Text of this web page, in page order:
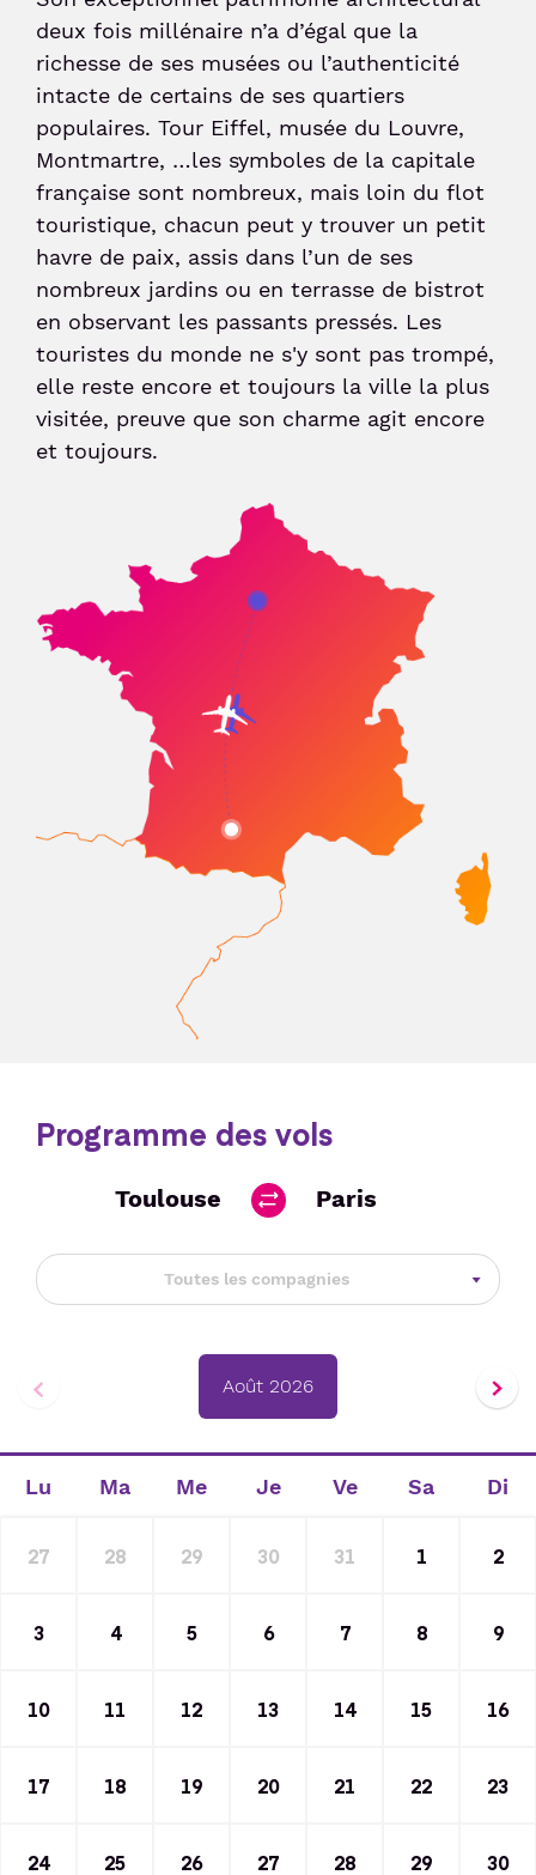
Sénior et PMR
Voyageur avec un animal
Enfant non-accompagné
Meet & Greet
deux fois millénaire n’a d’égal que la
richesse de ses musées ou l’authenticité
intacte de certains de ses quartiers
populaires. Tour Eiffel, musée du Louvre,
Montmartre, …les symboles de la capitale
française sont nombreux, mais loin du flot
touristique, chacun peut y trouver un petit
havre de paix, assis dans l’un de ses
nombreux jardins ou en terrasse de bistrot
en observant les passants pressés. Les
touristes du monde ne s'y sont pas trompé,
elle reste encore et toujours la ville la plus
visitée, preuve que son charme agit encore
et toujours.
Programme des vols
Toulouse Paris
Toutes les compagnies
Août 2026
Lu Ma Me Je Ve Sa Di
27 28 29 30 31 1 2
3 4 5 6 7 8 9
10 11 12 13 14 15 16
17 18 19 20 21 22 23
24 25 26 27 28 29 30